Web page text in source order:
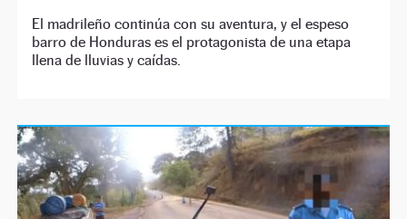
El madrileño continúa con su aventura, y el espeso
barro de Honduras es el protagonista de una etapa
llena de lluvias y caídas.